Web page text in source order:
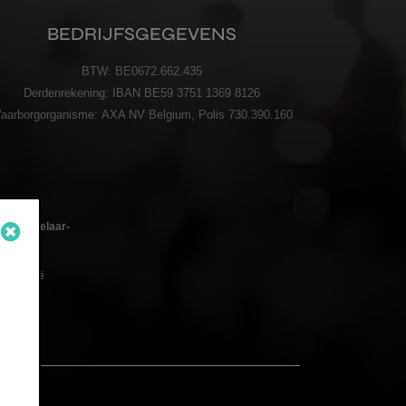
BEDRIJFSGEGEVENS
BTW: BE0672.662.435
Derdenrekening:
IBAN BE59 3751 1369 8126
AXA NV Belgium, Polis 730.390.160
– België